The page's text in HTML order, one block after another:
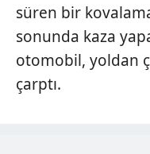
süren bir
sonunda kaza
otomobil, yoldan
çarptı.